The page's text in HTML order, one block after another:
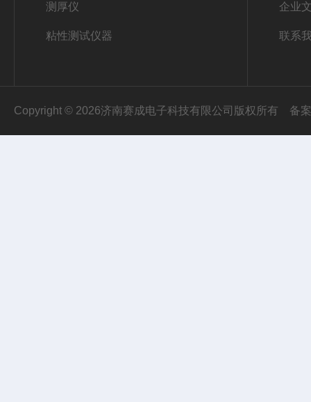
测厚仪
粘性测试仪器
企业
联系
Copyright © 2026济南赛成电子科技有限公司版权所有 备